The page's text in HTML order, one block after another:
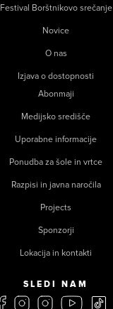
Festival Borštnikovo srečanje
Novice
O nas
Izjava o dostopnosti
Abonmaji
Medijsko središče
Uporabne informacije
Ponudba za šole in vrtce
Razpisi in javna naročila
Projects
Sponzorji
Lokacija in kontakti
SLEDI NAM